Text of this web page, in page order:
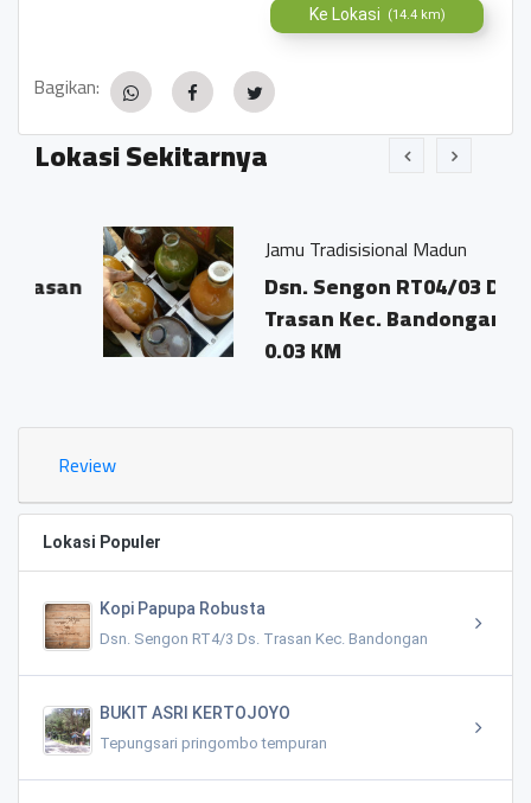
Ke Lokasi (14.4 km)
Bagikan:
Lokasi Sekitarnya
Jamu Tradisisional Madun
Dsn. Sengon RT04/03 Ds.
Trasan Kec. Bandongan
0.03 KM
Review
Lokasi Populer
Kopi Papupa Robusta
Dsn. Sengon RT4/3 Ds. Trasan Kec. Bandongan
BUKIT ASRI KERTOJOYO
Tepungsari pringombo tempuran